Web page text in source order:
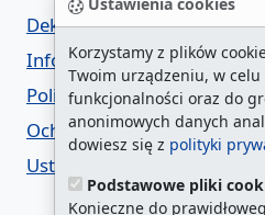
Korzystamy z plików
Twoim urządzeniu, w celu
funkcjonalności oraz do
anonimowych danych
dowiesz się z polityki
Podstawowe pliki
Konieczne do
Deklaracja dostępności
Informacja o urzędzie w ETR
Polityka prywatności
Ochrona danych
Ustawienia cookies